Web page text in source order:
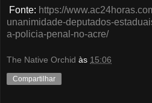
Fonte: https://
unanimidade-deputados-
a-policia-penal-no-acre/
The Native Orchid às 15:06
Compartilhar